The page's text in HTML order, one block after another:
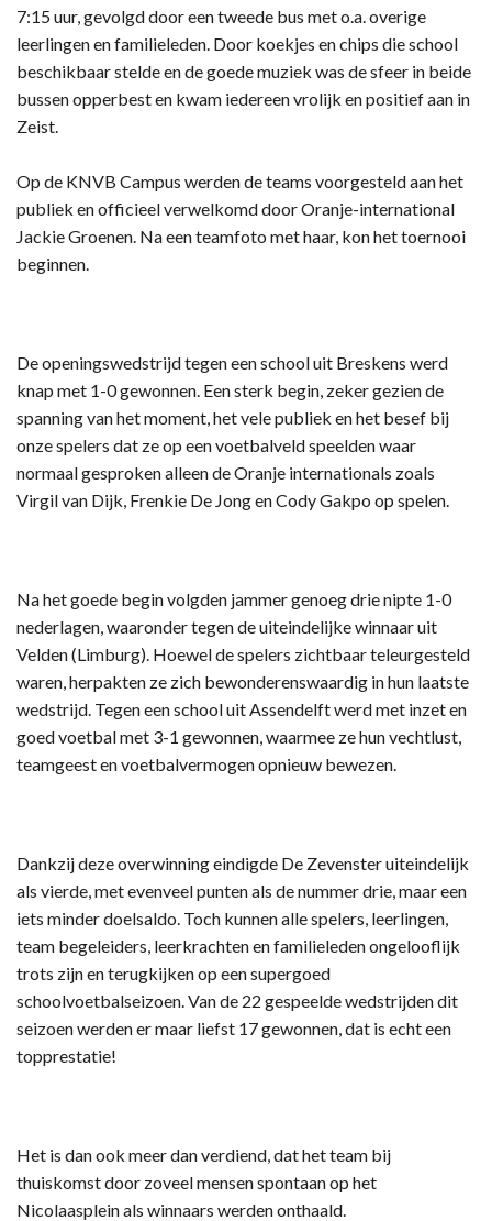
7:15 uur, gevolgd door een tweede bus met o.a. overige
leerlingen en familieleden. Door koekjes en chips die school
beschikbaar stelde en de goede muziek was de sfeer in beide
bussen opperbest en kwam iedereen vrolijk en positief aan in
Zeist.
Op de KNVB Campus werden de teams voorgesteld aan het
publiek en officieel verwelkomd door Oranje-international
Jackie Groenen. Na een teamfoto met haar, kon het toernooi
beginnen.
De openingswedstrijd tegen een school uit Breskens werd
knap met 1-0 gewonnen. Een sterk begin, zeker gezien de
spanning van het moment, het vele publiek en het besef bij
onze spelers dat ze op een voetbalveld speelden waar
normaal gesproken alleen de Oranje internationals zoals
Virgil van Dijk, Frenkie De Jong en Cody Gakpo op spelen.
Na het goede begin volgden jammer genoeg drie nipte 1-0
nederlagen, waaronder tegen de uiteindelijke winnaar uit
Velden (Limburg). Hoewel de spelers zichtbaar teleurgesteld
waren, herpakten ze zich bewonderenswaardig in hun laatste
wedstrijd. Tegen een school uit Assendelft werd met inzet en
goed voetbal met 3-1 gewonnen, waarmee ze hun vechtlust,
teamgeest en voetbalvermogen opnieuw bewezen.
Dankzij deze overwinning eindigde De Zevenster uiteindelijk
als vierde, met evenveel punten als de nummer drie, maar een
iets minder doelsaldo. Toch kunnen alle spelers, leerlingen,
team begeleiders, leerkrachten en familieleden ongelooflijk
trots zijn en terugkijken op een supergoed
schoolvoetbalseizoen. Van de 22 gespeelde wedstrijden dit
seizoen werden er maar liefst 17 gewonnen, dat is echt een
topprestatie!
Het is dan ook meer dan verdiend, dat het team bij
thuiskomst door zoveel mensen spontaan op het
Nicolaasplein als winnaars werden onthaald.